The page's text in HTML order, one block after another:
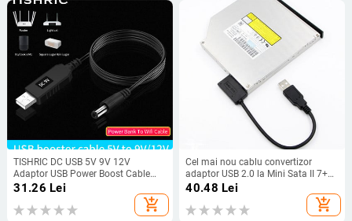
TISHRIC DC USB 5V 9V 12V
Adaptor USB Power Boost Cable
Cablu de alimentare Cablu USB
pentru modul router Convertor WIFI
prin Powerbank
31.26 Lei
add_shopping_cart
Cel mai nou cablu convertizor
adaptor USB 2.0 la Mini Sata II 7+6
13Pin pentru laptop DVD/CD ROM
40.48 Lei
add_shopping_cart